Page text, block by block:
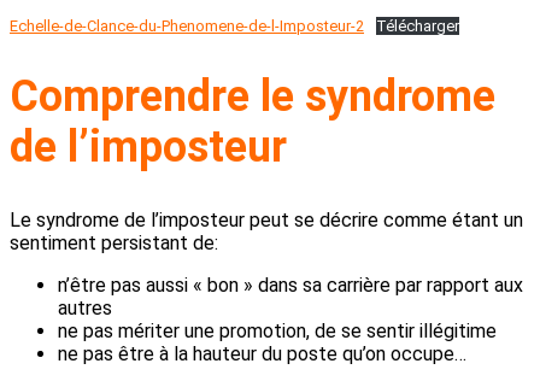
Echelle-de-Clance-du-Phenomene-de-l-Imposteur-2 Télécharger
Comprendre le syndrome
de l’imposteur
Le syndrome de l’imposteur peut se décrire comme étant un
sentiment persistant de:
n’être pas aussi « bon » dans sa carrière par rapport aux
autres
ne pas mériter une promotion, de se sentir illégitime
ne pas être à la hauteur du poste qu’on occupe…